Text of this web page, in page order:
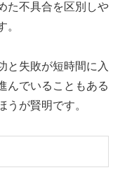
た不具合を区別しや
。
と失敗が短時間に入
んでいることもある
が賢明です。